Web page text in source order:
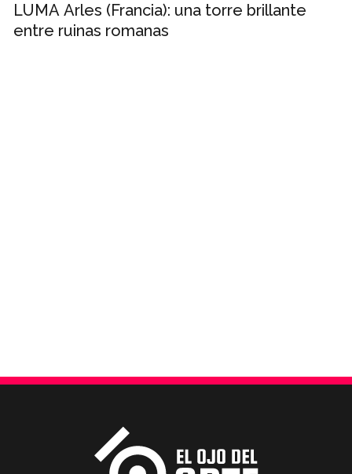
LUMA Arles (Francia): una torre brillante
entre ruinas romanas